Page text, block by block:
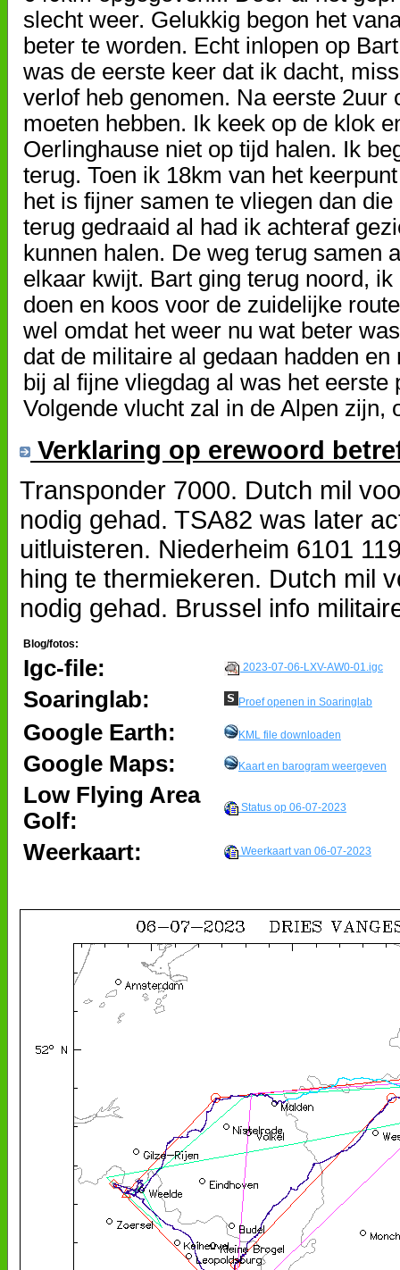
slecht weer. Gelukkig begon het
beter te worden. Echt inlopen op
was de eerste keer dat ik dacht,
verlof heb genomen. Na eerste
moeten hebben. Ik keek op de klok
Oerlinghause niet op tijd halen. Ik
terug. Toen ik 18km van het
het is fijner samen te vliegen dan
terug gedraaid al had ik achteraf
kunnen halen. De weg terug samen
elkaar kwijt. Bart ging terug noord,
doen en koos voor de zuidelijke
wel omdat het weer nu wat beter
dat de militaire al gedaan hadden
bij al fijne vliegdag al was het
Volgende vlucht zal in de Alpen zijn,
Verklaring op erewoord
Transponder 7000. Dutch mil
nodig gehad. TSA82 was later
uitluisteren. Niederheim 6101
hing te thermiekeren. Dutch mil
nodig gehad. Brussel info
Blog/fotos:
Igc-file: 2023-07-06-LXV-AW0-01.igc
Soaringlab: Proef openen in Soaringlab
Google Earth: KML file downloaden
Google Maps: Kaart en barogram weergeven
Low Flying Area
Golf:
Status op 06-07-2023
Weerkaart: Weerkaart van 06-07-2023